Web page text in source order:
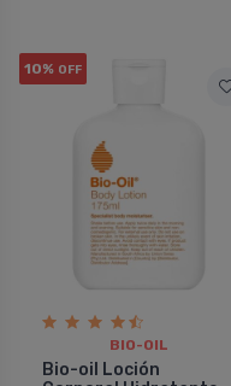
10% OFF
BIO-OIL
Bio-oil Loción